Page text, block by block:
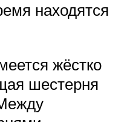
находятся
жёстко
шестерня